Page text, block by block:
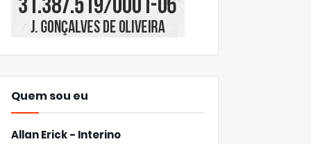
Quem sou eu
Allan Erick - Interino